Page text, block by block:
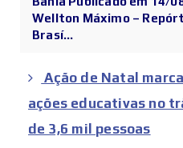
Wellton Máximo –
Brasí...
Ação de Natal
ações educativas no
de 3,6 mil pessoas